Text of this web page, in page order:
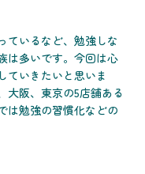
ているなど、勉強しな
は多いです。今回は心
ていきたいと思いま
大阪、東京の5店舗ある
は勉強の習慣化などの